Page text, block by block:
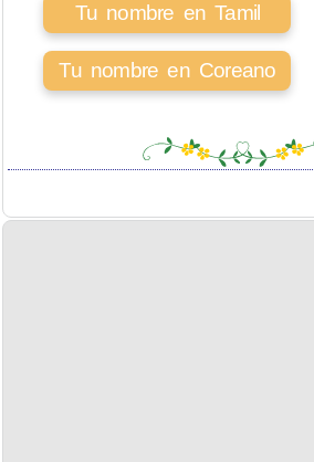
Tu nombre en Tamil
Tu nombre en Coreano